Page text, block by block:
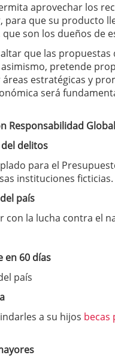
aprovechar los
que su producto
son los dueños de
que las propuestas
pretende
estratégicas y
será
Responsabilidad
delitos
para el
instituciones ficticias.
país
con la lucha contra el
en 60 días
país
a su hijos becas